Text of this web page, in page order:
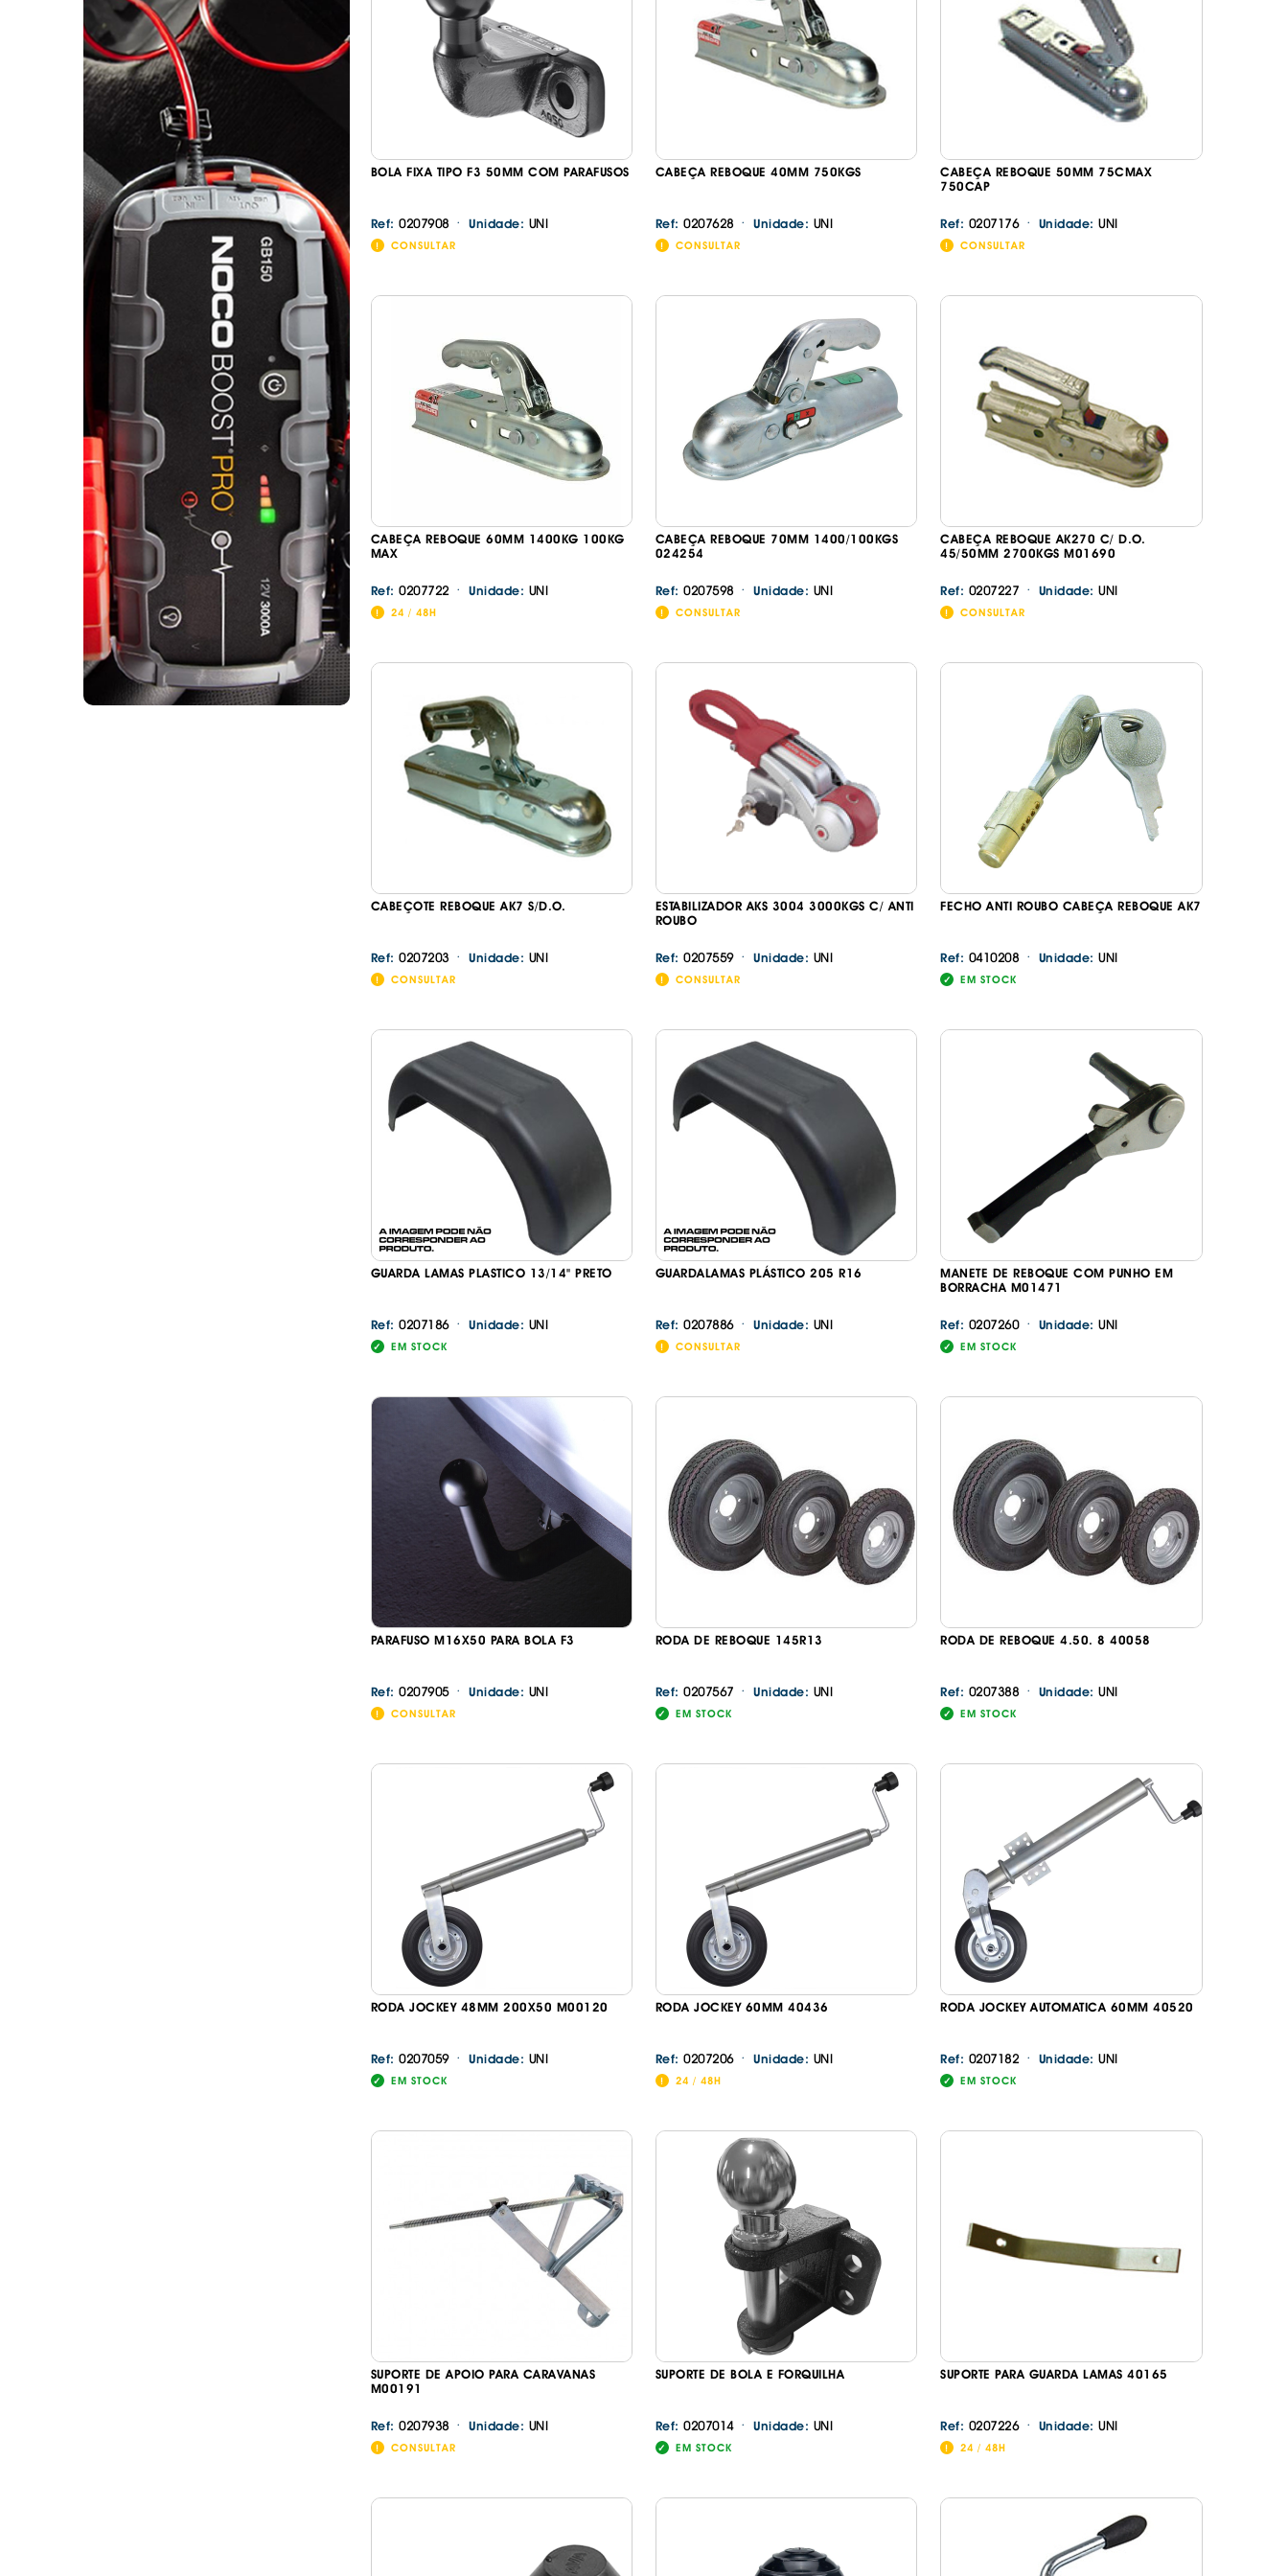
. SEGURANÇA DE CARGA
. SUPORTE BICICLETAS
. TAMPÕES JANTES
. TAPETES ORIGINAIS BORRACHA
PESADOS E CARAVANAS
. TAPETES ORIGINAIS BORRACHA 3D
. TAPETES ORIGINAIS BORRACHA
. TAPETES UNIVERSAIS ALCATIFA
. TAPETES UNIVERSAIS BORRACHA
. TAPETES UNIVERSAIS BORRACHA
MALA
BOLA FIXA TIPO F3 50MM COM PARAFUSOS
Ref: 0207908 · Unidade: UNI
CONSULTAR
CABEÇA REBOQUE 40MM 750KGS
Ref:0207628 · Unidade: UNI
CONSULTAR
CABEÇA REBOQUE 50MM 75CMAX
750CAP
Ref: 0207176 · Unidade:UNI
CONSULTAR
CABEÇA REBOQUE 60MM 1400KG 100KG
MAX
Ref: 0207722 · Unidade: UNI
24 / 48H
CABEÇA REBOQUE 70MM 1400/100KGS
024254
Ref:0207598 · Unidade: UNI
CONSULTAR
CABEÇA REBOQUE AK270 C/ D.O.
45/50MM 2700KGS M01690
Ref: 0207227 · Unidade:UNI
CONSULTAR
CABEÇOTE REBOQUE AK7 S/D.O.
Ref: 0207203 · Unidade: UNI
CONSULTAR
ESTABILIZADOR AKS 3004 3000KGS C/ ANTI
ROUBO
Ref:0207559 · Unidade: UNI
CONSULTAR
FECHO ANTI ROUBO CABEÇA REBOQUE AK7
Ref: 0410208 · Unidade:UNI
EM STOCK
GUARDA LAMAS PLASTICO 13/14" PRETO
Ref: 0207186 · Unidade: UNI
EM STOCK
GUARDALAMAS PLÁSTICO 205 R16
Ref:0207886 · Unidade: UNI
CONSULTAR
MANETE DE REBOQUE COM PUNHO EM
BORRACHA M01471
Ref: 0207260 · Unidade:UNI
EM STOCK
PARAFUSO M16X50 PARA BOLA F3
Ref: 0207905 · Unidade: UNI
CONSULTAR
RODA DE REBOQUE 145R13
Ref:0207567 · Unidade: UNI
EM STOCK
RODA DE REBOQUE 4.50. 8 40058
Ref: 0207388 · Unidade:UNI
EM STOCK
RODA JOCKEY 48MM 200X50 M00120
Ref: 0207059 · Unidade: UNI
EM STOCK
RODA JOCKEY 60MM 40436
Ref:0207206 · Unidade: UNI
24 / 48H
RODA JOCKEY AUTOMATICA 60MM 40520
Ref: 0207182 · Unidade:UNI
EM STOCK
SUPORTE DE APOIO PARA CARAVANAS
M00191
Ref: 0207938 · Unidade: UNI
CONSULTAR
SUPORTE DE BOLA E FORQUILHA
Ref:0207014 · Unidade: UNI
EM STOCK
SUPORTE PARA GUARDA LAMAS 40165
Ref: 0207226 · Unidade:UNI
24 / 48H
Continuar a comprar Ir para o carrinho